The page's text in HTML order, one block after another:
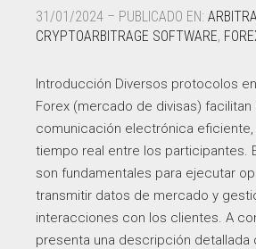
31/01/2024 – PUBLICADO EN:
CRYPTOARBITRAGE SOFTWARE,
Introducción Diversos protocolos
Forex (mercado de divisas) facilitan
comunicación electrónica eficiente,
tiempo real entre los participantes.
son fundamentales para ejecutar
transmitir datos de mercado y
interacciones con los clientes. A
presenta una descripción detallada